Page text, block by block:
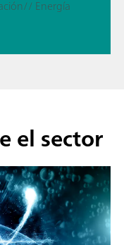
// Energía
el sector